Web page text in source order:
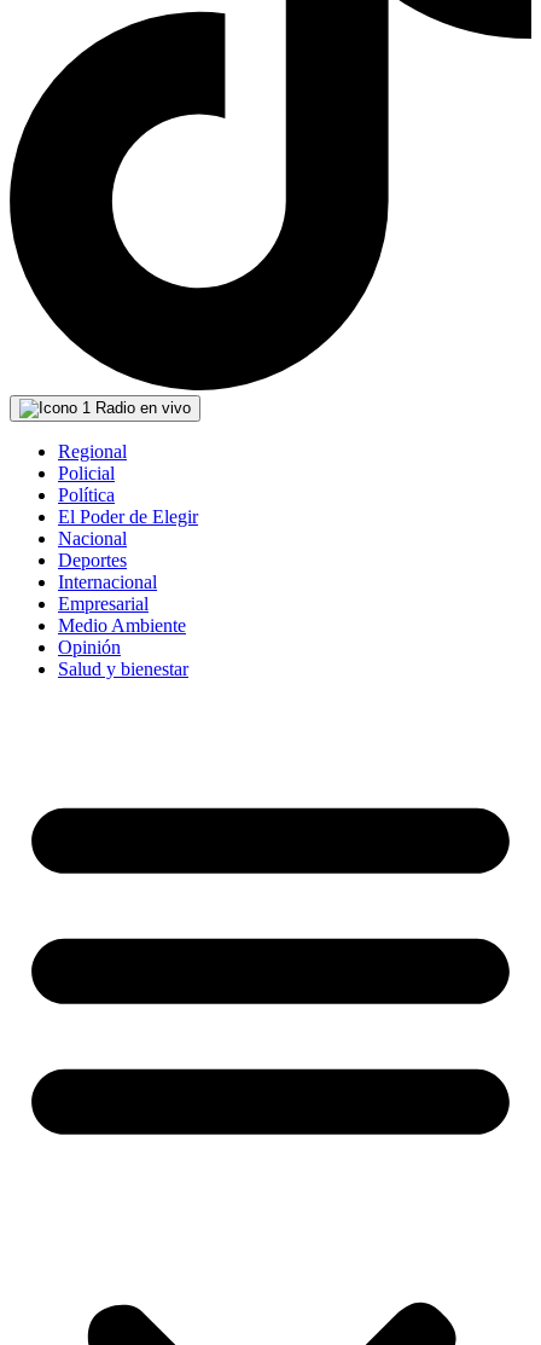
Radio en vivo
Regional
Policial
Política
El Poder de Elegir
Nacional
Deportes
Internacional
Empresarial
Medio Ambiente
Opinión
Salud y bienestar